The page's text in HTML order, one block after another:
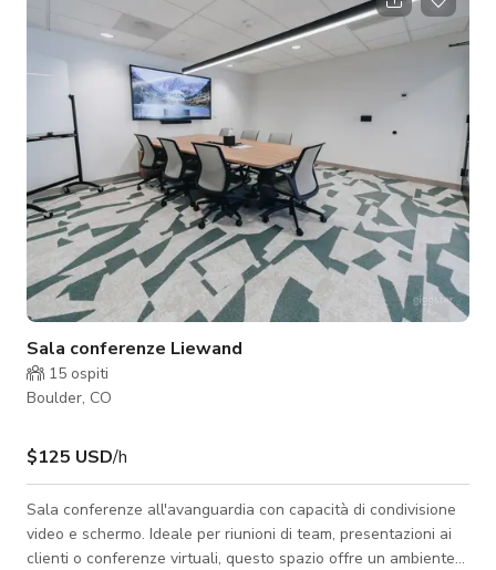
Sala conferenze Liewand
15 ospiti
Boulder, CO
$125 USD/h
Sala conferenze all'avanguardia con capacità di condivisione
video e schermo. Ideale per riunioni di team, presentazioni ai
clienti o conferenze virtuali, questo spazio offre un ambiente